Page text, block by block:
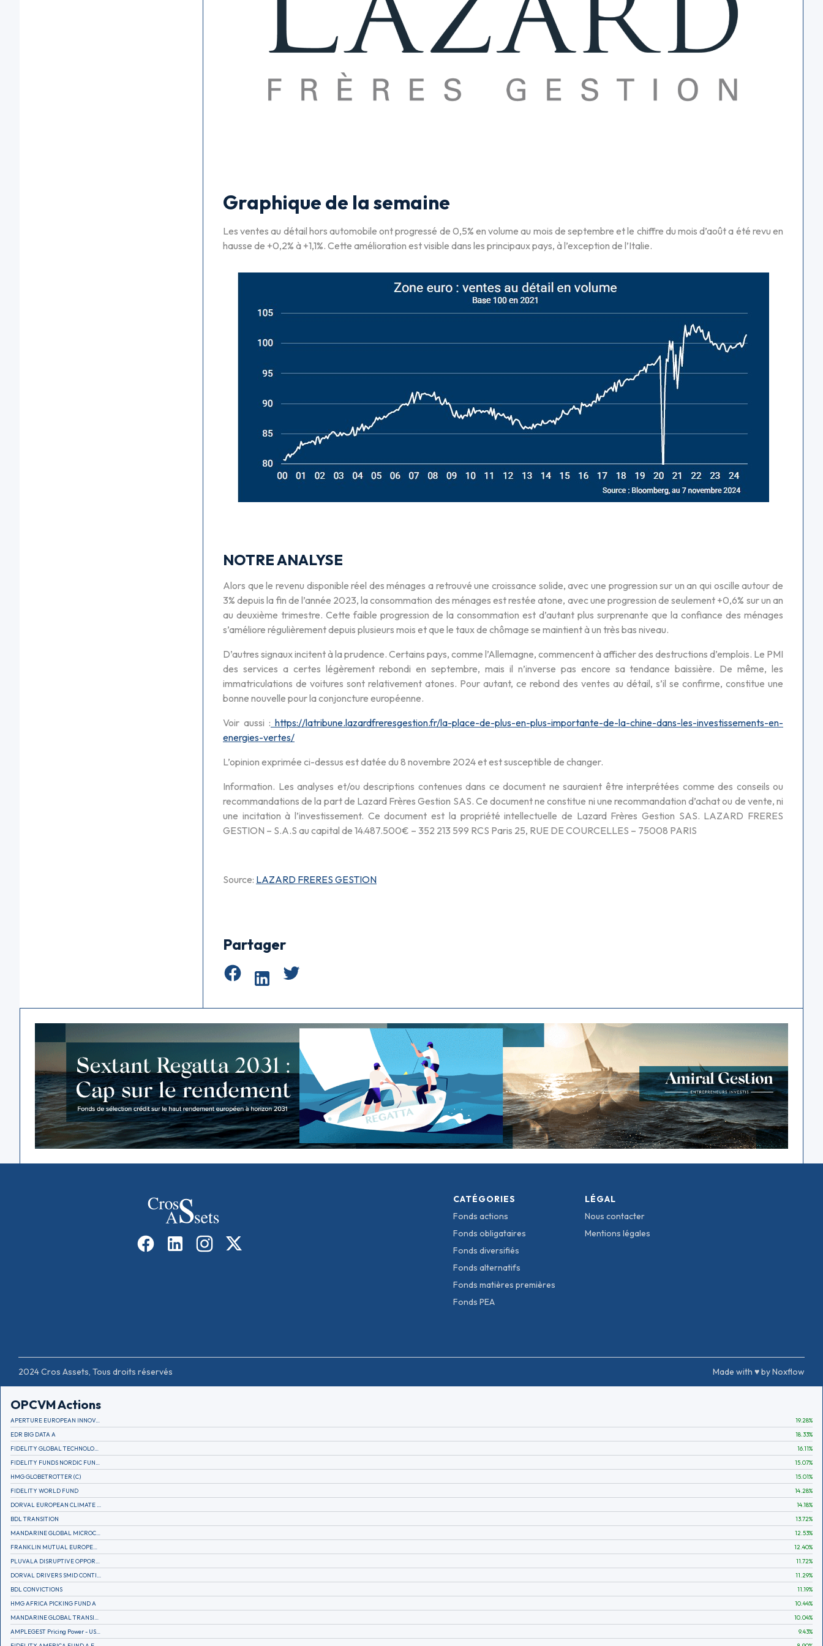
Graphique de la semaine
Les ventes au détail hors automobile ont progressé de 0,5% en volume au mois de septembre et le chiffre du mois d’août a été revu en
hausse de +0,2% à +1,1%. Cette amélioration est visible dans les principaux pays, à l’exception de l’Italie.
NOTRE ANALYSE
Alors que le revenu disponible réel des ménages a retrouvé une croissance solide, avec une progression sur un an qui oscille autour de
3% depuis la fin de l’année 2023, la consommation des ménages est restée atone, avec une progression de seulement +0,6% sur un an
au deuxième trimestre. Cette faible progression de la consommation est d’autant plus surprenante que la confiance des ménages
s’améliore régulièrement depuis plusieurs mois et que le taux de chômage se maintient à un très bas niveau.
D’autres signaux incitent à la prudence. Certains pays, comme l’Allemagne, commencent à afficher des destructions d’emplois. Le PMI
des services a certes légèrement rebondi en septembre, mais il n’inverse pas encore sa tendance baissière. De même, les
immatriculations de voitures sont relativement atones. Pour autant, ce rebond des ventes au détail, s’il se confirme, constitue une
bonne nouvelle pour la conjoncture européenne.
Voir aussi : https://latribune.lazardfreresgestion.fr/la-place-de-plus-en-plus-importante-de-la-chine-dans-les-investissements-en-
energies-vertes/
L’opinion exprimée ci-dessus est datée du 8 novembre 2024 et est susceptible de changer.
Information. Les analyses et/ou descriptions contenues dans ce document ne sauraient être interprétées comme des conseils ou
recommandations de la part de Lazard Frères Gestion SAS. Ce document ne constitue ni une recommandation d’achat ou de vente, ni
une incitation à l’investissement. Ce document est la propriété intellectuelle de Lazard Frères Gestion SAS. LAZARD FRERES
GESTION – S.A.S au capital de 14.487.500€ – 352 213 599 RCS Paris 25, RUE DE COURCELLES – 75008 PARIS
Source: LAZARD FRERES GESTION
Partager
CATÉGORIES
Fonds actions
Fonds obligataires
Fonds diversifiés
Fonds alternatifs
Fonds matières premières
Fonds PEA
LÉGAL
Nous contacter
Mentions légales
2024 Cros Assets, Tous droits réservés Made with ♥ by Noxflow
OPCVM Actions
APERTURE EUROPEAN INNOVATION 19.28%
EDR BIG DATA A
18.33%
16.11%
15.07%
HMG GLOBETROTTER (C)
15.01%
FIDELITY WORLD FUND
14.28%
14.18%
BDL TRANSITION
13.72%
12.53%
12.40%
11.72%
11.29%
BDL CONVICTIONS
11.19%
HMG AFRICA PICKING FUND A
10.44%
10.04%
9.43%